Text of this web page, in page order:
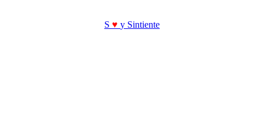
S ♥ y Sintiente